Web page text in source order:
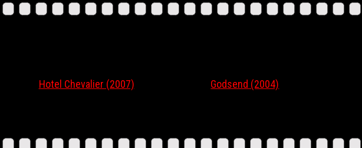
Hotel Chevalier (2007) Godsend (2004)